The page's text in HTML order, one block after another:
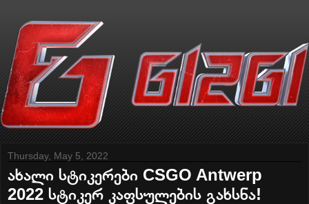
Thursday, May 5, 2022
ახალი სტიკერები CSGO Antwerp
2022 სტიკერ კაფსულების გახსნა!